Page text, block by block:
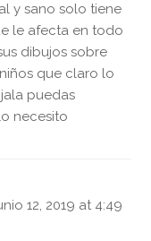
y sano solo tiene
le afecta en todo
dibujos sobre
que claro lo
puedas
necesito
12, 2019 at 4:49